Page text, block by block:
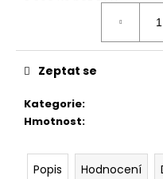
Kategorie:
Hmotnost:
Zeptat se
Popis Hodnocení
o
p
u